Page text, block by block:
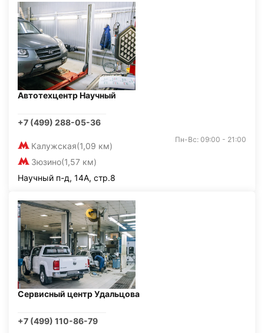
Автотехцентр Научный
+7 (499) 288-05-36
Калужская(1,09 км)
Зюзино(1,57 км)
Пн-Вс: 09:00 - 21:00
Научный п-д, 14А, стр.8
Сервисный центр Удальцова
+7 (499) 110-86-79